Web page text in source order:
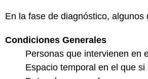
En la fase de diagnóstico,
Condiciones Generales
Personas que intervienen en
Espacio temporal en el que